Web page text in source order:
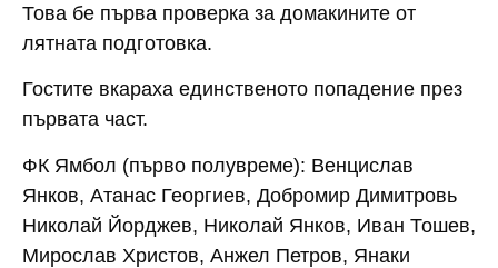
Това бе първа проверка за домакините от
лятната подготовка.
Гостите вкараха единственото попадение през
първата част.
ФК Ямбол (първо полувреме): Венцислав
Янков, Атанас Георгиев, Добромир Димитровь
Николай Йорджев, Николай Янков, Иван Тошев,
Мирослав Христов, Анжел Петров, Янаки